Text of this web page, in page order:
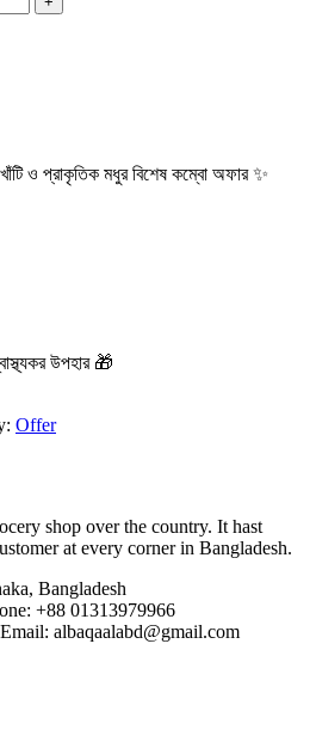
ও প্রাকৃতিক মধুর বিশেষ কম্বো অফার ✨
উপহার 🎁
Offer
shop over the country. It hast
at every corner in Bangladesh.
Bangladesh
+88 01313979966
Email: albaqaalabd@gmail.com